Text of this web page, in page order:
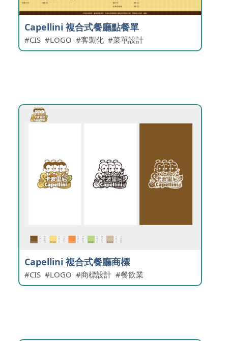
Capellini 複合式餐廳點餐單
CIS LOGO 客製化 菜單設計
Capellini 複合式餐廳商標
CIS LOGO 商標設計 餐飲業